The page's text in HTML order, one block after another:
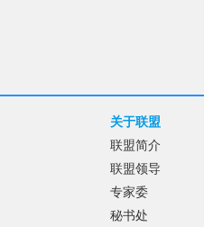
关于联盟
联盟简介
联盟领导
专家委
秘书处